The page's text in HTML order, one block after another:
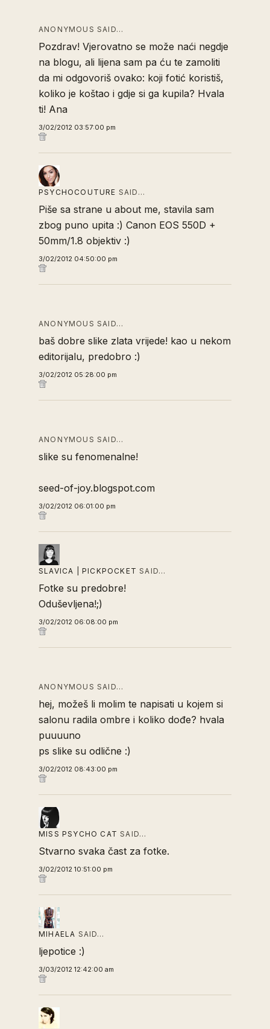
ANONYMOUS SAID…
Pozdrav! Vjerovatno se može naći negdje
na blogu, ali lijena sam pa ću te zamoliti
da mi odgovoriš ovako: koji fotić koristiš,
koliko je koštao i gdje si ga kupila? Hvala
ti! Ana
3/02/2012 03:57:00 pm
PSYCHOCOUTURE SAID…
Piše sa strane u about me, stavila sam
zbog puno upita :) Canon EOS 550D +
50mm/1.8 objektiv :)
3/02/2012 04:50:00 pm
ANONYMOUS SAID…
baš dobre slike zlata vrijede! kao u nekom
editorijalu, predobro :)
3/02/2012 05:28:00 pm
ANONYMOUS SAID…
slike su fenomenalne!
seed-of-joy.blogspot.com
3/02/2012 06:01:00 pm
SLAVICA | PICKPOCKET SAID…
Fotke su predobre!
Oduševljena!;)
3/02/2012 06:08:00 pm
ANONYMOUS SAID…
hej, možeš li molim te napisati u kojem si
salonu radila ombre i koliko dođe? hvala
puuuuno
ps slike su odlične :)
3/02/2012 08:43:00 pm
MISS PSYCHO CAT SAID…
Stvarno svaka čast za fotke.
3/02/2012 10:51:00 pm
MIHAELA SAID…
ljepotice :)
3/03/2012 12:42:00 am